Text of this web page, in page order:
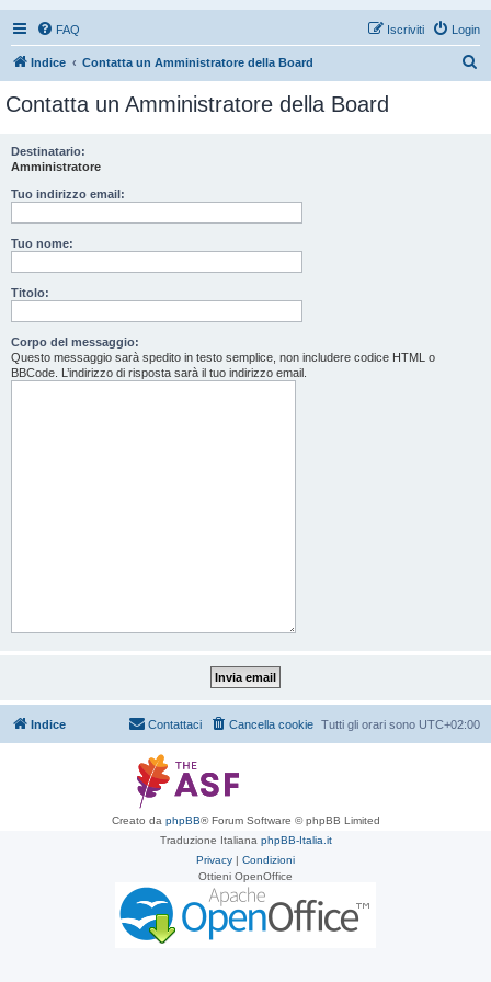
FAQ Login
Iscriviti
Indice Contatta un Amministratore della Board
Contatta un Amministratore della Board
Destinatario:
Amministratore
Tuo indirizzo email:
Tuo nome:
Titolo:
Corpo del messaggio:
Questo messaggio sarà spedito in testo semplice, non includere codice HTML o
BBCode. L’indirizzo di risposta sarà il tuo indirizzo email.
Indice Tutti gli orari sono UTC+02:00
Cancella cookie
Contattaci
Creato da phpBB® Forum Software © phpBB Limited
Traduzione Italiana phpBB-Italia.it
Privacy | Condizioni
Ottieni OpenOffice